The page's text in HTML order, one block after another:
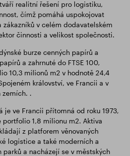
realitní řešení pro logistiku,
čímž pomáhá uspokojovat
zákazníků v celém dodavatelském
činnosti a velikost společnosti.
burze cenných papírů a
a zahrnuté do FTSE 100,
10,3 milionů m2 v hodnotě 24,4
království, ve Francii a v
zemích. .
je ve Francii přítomná od roku 1973,
1,8 milionu m2. Aktiva
z platforem věnovaných
logistice a také moderních a
a nacházejí se v městských